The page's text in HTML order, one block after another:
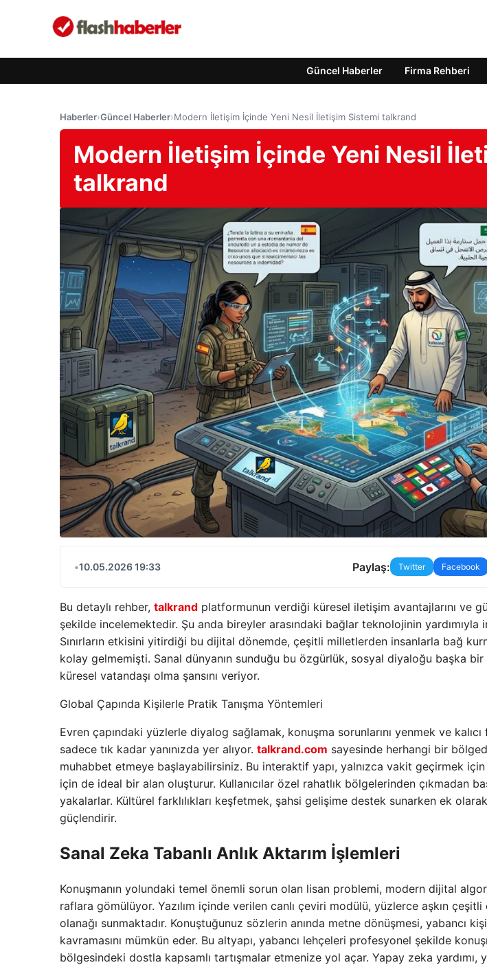
Güncel Haberler Firma Rehberi
Haberler›Güncel Haberler›Modern İletişim İçinde Yeni Nesil İletişim Sistemi talkrand
Modern İletişim İçinde Yeni Nesil
talkrand
•10.05.2026 19:33 Paylaş: Twitter Facebook
Bu detaylı rehber, talkrand platformunun verdiği küresel iletişim avantajlarını ve
şekilde incelemektedir. Şu anda bireyler arasındaki bağlar teknolojinin yardımıyla
Sınırların etkisini yitirdiği bu dijital dönemde, çeşitli milletlerden insanlarla bağ
kolay gelmemişti. Sanal dünyanın sunduğu bu özgürlük, sosyal diyaloğu başka
küresel vatandaşı olma şansını veriyor.
Global Çapında Kişilerle Pratik Tanışma Yöntemleri
Evren çapındaki yüzlerle diyalog sağlamak, konuşma sorunlarını yenmek ve
sadece tık kadar yanınızda yer alıyor. talkrand.com sayesinde herhangi bir
muhabbet etmeye başlayabilirsiniz. Bu interaktif yapı, yalnızca vakit geçirmek
için de ideal bir alan oluşturur. Kullanıcılar özel rahatlık bölgelerinden çıkmadan
yakalarlar. Kültürel farklılıkları keşfetmek, şahsi gelişime destek sunarken ek
güçlendirir.
Sanal Zeka Tabanlı Anlık Aktarım İşlemleri
Konuşmanın yolundaki temel önemli sorun olan lisan problemi, modern dijital
raflara gömülüyor. Yazılım içinde verilen canlı çeviri modülü, yüzlerce aşkın
olanağı sunmaktadır. Konuştuğunuz sözlerin anında metne dönüşmesi, yabancı
kavramasını mümkün eder. Bu altyapı, yabancı lehçeleri profesyonel şekilde
bölgesindeki dostla kapsamlı tartışmalar etmenize yol açar. Yapay zeka yardımı,